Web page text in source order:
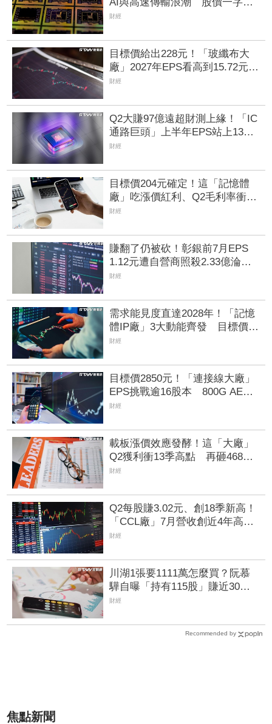
漲停「高掛3千張買單搶進」
財經
目標價給出228元！「玻纖布大
廠」2027年EPS看高到15.72元
電子材料放量＋轉投資挹注營收
財經
Q2大賺97億遠超財測上緣！「IC
通路巨頭」上半年EPS站上13
元 工業與AI應用需求持續復甦
財經
目標價204元確定！這「記憶體
廠」吃漲價紅利、Q2毛利率衝
70% 全年營運看旺
財經
賺翻了仍被砍！彰銀前7月EPS
1.12元遭自營商照殺2.33億淪賣
超王 「這檔記憶體」營收創高
財經
需求能見度直達2028年！「記憶
體IP廠」3大動能齊發 目標價衝
上1430元
財經
目標價2850元！「連接線大廠」
EPS挑戰逾16股本 800G AEC
訂單回補、併購效益逐步發酵
財經
載板漲價效應發酵！這「大廠」
Q2獲利衝13季高點 再砸468億
搶AI商機
財經
Q2每股賺3.02元、創18季新高！
「CCL廠」7月營收創近4年高
AI伺服器助攻下半年成長
財經
川湖1張要1111萬怎麼買？阮慕
驊自曝「持有115股」賺近30
萬 教戰小資族：報酬率不會變
財經
Recommended by
焦點新聞